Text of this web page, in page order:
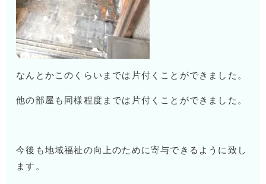
なんとかこのくらいまでは片付くことができました。
他の部屋も同様程度までは片付くことができました。
今後も地域福祉の向上のために寄与できるように致し
ます。